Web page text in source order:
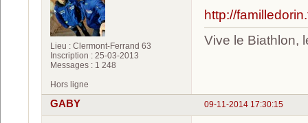
Lieu : Clermont-Ferrand 63
Inscription : 25-03-2013
Messages : 1 248
http://
Vive le Biathlon,
Hors ligne
09-11-2014 17:30:15
GABY